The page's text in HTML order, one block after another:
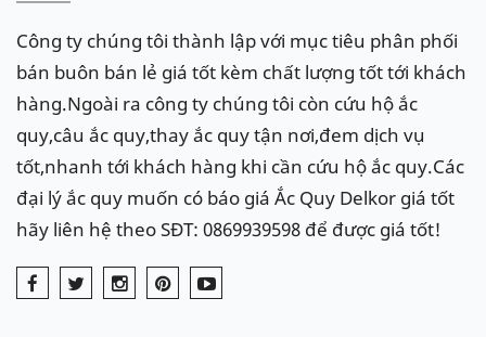
Công ty chúng tôi thành lập với mục tiêu phân phối
bán buôn bán lẻ giá tốt kèm chất lượng tốt tới khách
hàng.Ngoài ra công ty chúng tôi còn cứu hộ ắc
quy,câu ắc quy,thay ắc quy tận nơi,đem dịch vụ
tốt,nhanh tới khách hàng khi cần cứu hộ ắc quy.Các
đại lý ắc quy muốn có báo giá Ắc Quy Delkor giá tốt
hãy liên hệ theo SĐT: 0869939598 để được giá tốt!